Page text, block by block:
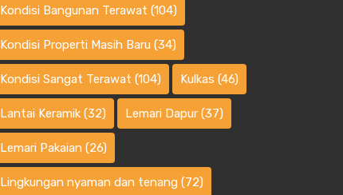
Kondisi Bangunan Terawat (104)
Kondisi Properti Masih Baru (34)
Kondisi Sangat Terawat (104) Kulkas (46)
Lantai Keramik (32) Lemari Dapur (37)
Lemari Pakaian (26)
Lingkungan nyaman dan tenang (72)